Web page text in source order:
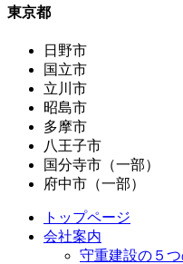
東京都
日野市
国立市
立川市
昭島市
多摩市
八王子市
国分寺市（一部）
府中市（一部）
トップページ
会社案内
守重建設の５